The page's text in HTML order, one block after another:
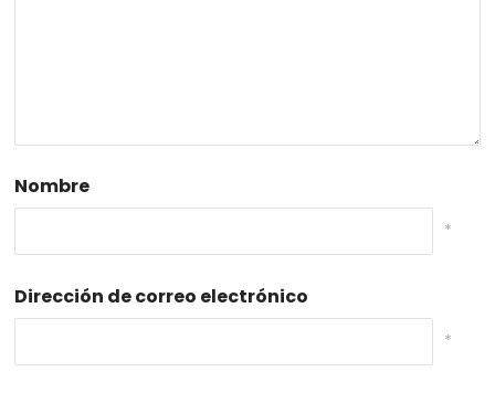
Nombre
*
Dirección de correo electrónico
*